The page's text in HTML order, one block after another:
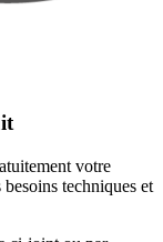
votre
techniques et